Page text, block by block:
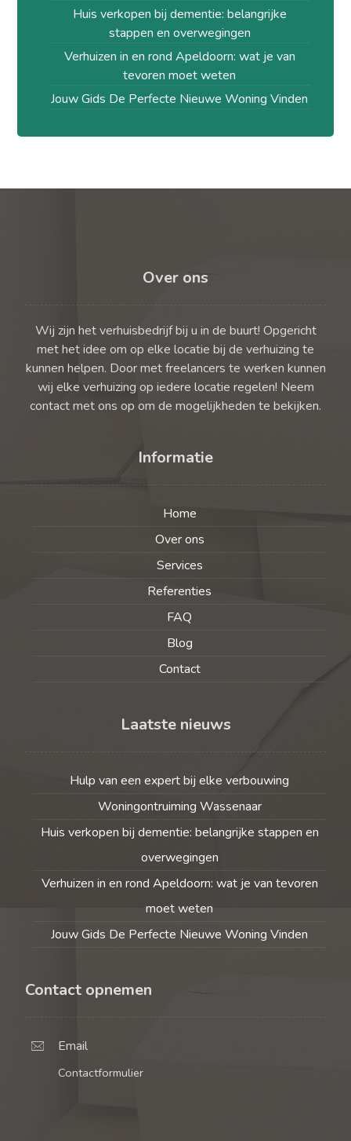
Huis verkopen bij dementie: belangrijke
stappen en overwegingen
Verhuizen in en rond Apeldoorn: wat je van
tevoren moet weten
Jouw Gids De Perfecte Nieuwe Woning Vinden
Over ons
Wij zijn het verhuisbedrijf bij u in de buurt! Opgericht
met het idee om op elke locatie bij de verhuizing te
kunnen helpen. Door met freelancers te werken kunnen
wij elke verhuizing op iedere locatie regelen! Neem
contact met ons op om de mogelijkheden te bekijken.
Informatie
Home
Over ons
Services
Referenties
FAQ
Blog
Contact
Laatste nieuws
Hulp van een expert bij elke verbouwing
Woningontruiming Wassenaar
Huis verkopen bij dementie: belangrijke stappen en
overwegingen
Verhuizen in en rond Apeldoorn: wat je van tevoren
moet weten
Jouw Gids De Perfecte Nieuwe Woning Vinden
Contact opnemen
Email
Contactformulier